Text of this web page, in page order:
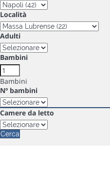
Località
Adulti
Bambini
Bambini
Nº bambini
Camere da letto
Cerca